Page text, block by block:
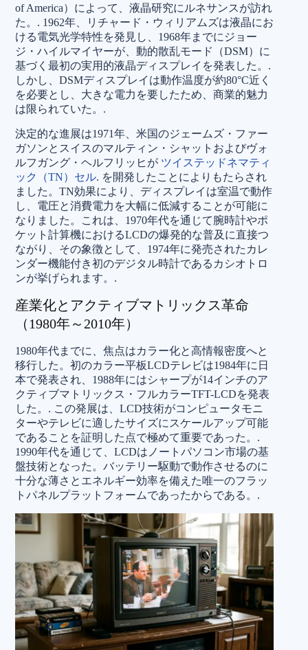
of America）によって、液晶研究にルネサンスが訪れ
た。. 1962年、リチャード・ウィリアムズは液晶にお
ける電気光学特性を発見し、1968年までにジョー
ジ・ハイルマイヤーが、動的散乱モード（DSM）に
基づく最初の実用的液晶ディスプレイを発表した。.
しかし、DSMディスプレイは動作温度が約80°C近く
を必要とし、大きな電力を要したため、商業的魅力
は限られていた。.
決定的な進展は1971年、米国のジェームズ・ファー
ガソンとスイスのマルティン・シャットおよびヴォ
ルフガング・ヘルフリッヒが ツイステッドネマティ
ック（TN）セル. を開発したことによりもたらされ
ました。TN効果により、ディスプレイは室温で動作
し、電圧と消費電力を大幅に低減することが可能に
なりました。これは、1970年代を通じて腕時計やポ
ケット計算機におけるLCDの爆発的な普及に直接つ
ながり、その象徴として、1974年に発売されたカレ
ンダー機能付き初のデジタル時計であるカシオトロ
ンが挙げられます。.
産業化とアクティブマトリックス革命
（1980年～2010年）
1980年代までに、焦点はカラー化と高情報密度へと
移行した。初のカラー平板LCDテレビは1984年に日
本で発表され、1988年にはシャープが14インチのア
クティブマトリックス・フルカラーTFT-LCDを発表
した。. この発展は、LCD技術がコンピュータモニ
ターやテレビに適したサイズにスケールアップ可能
であることを証明した点で極めて重要であった。.
1990年代を通じて、LCDはノートパソコン市場の基
盤技術となった。バッテリー駆動で動作させるのに
十分な薄さとエネルギー効率を備えた唯一のフラッ
トパネルプラットフォームであったからである。.